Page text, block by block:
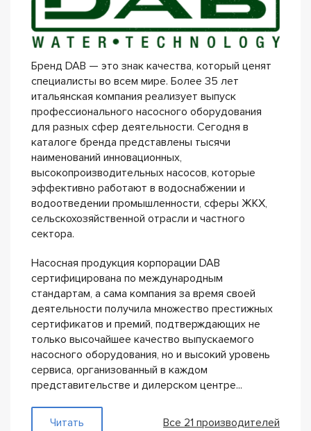
Бренд DAB — это знак качества, который ценят
специалисты во всем мире. Более 35 лет
итальянская компания реализует выпуск
профессионального насосного оборудования
для разных сфер деятельности. Сегодня в
каталоге бренда представлены тысячи
наименований инновационных,
высокопроизводительных насосов, которые
эффективно работают в водоснабжении и
водоотведении промышленности, сферы ЖКХ,
сельскохозяйственной отрасли и частного
сектора.
Насосная продукция корпорации DAB
сертифицирована по международным
стандартам, а сама компания за время своей
деятельности получила множество престижных
сертификатов и премий, подтверждающих не
только высочайшее качество выпускаемого
насосного оборудования, но и высокий уровень
сервиса, организованный в каждом
представительстве и дилерском центре...
Читать Все 21 производителей